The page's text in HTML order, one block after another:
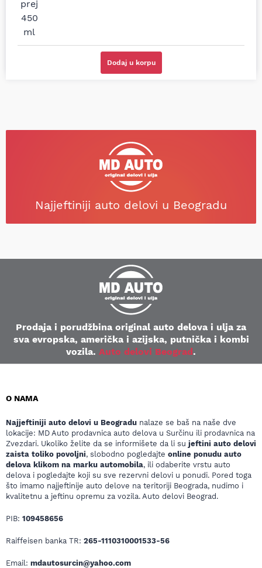
Dodaj u korpu
odgovarajuću opremu.
Sve pohvale!
Svetlana Večerinović, Beograd
Najjeftiniji auto delovi u Beogradu
Prodaja i porudžbina original auto delova i ulja za
sva evropska, američka i azijska, putnička i kombi
vozila. Auto delovi Beograd.
O NAMA
Najjeftiniji auto delovi u Beogradu nalaze se baš na naše dve
lokacije: MD Auto prodavnica auto delova u Surčinu ili prodavnica na
Zvezdari. Ukoliko želite da se informišete da li su jeftini auto delovi
zaista toliko povoljni, slobodno pogledajte online ponudu auto
delova klikom na marku automobila, ili odaberite vrstu auto
delova i pogledajte koji su sve rezervni delovi u ponudi. Pored toga
što imamo najjeftinije auto delove na teritoriji Beograda, nudimo i
kvalitetnu a jeftinu opremu za vozila. Auto delovi Beograd.
PIB: 109458656
Raiffeisen banka TR: 265-1110310001533-56
Email: mdautosurcin@yahoo.com